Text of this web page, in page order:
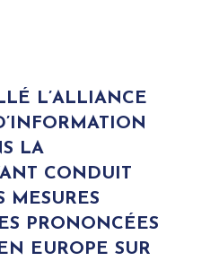
L’ALLIANCE
LA
CONDUIT
MESURES
PRONONCÉES
EUROPE SUR